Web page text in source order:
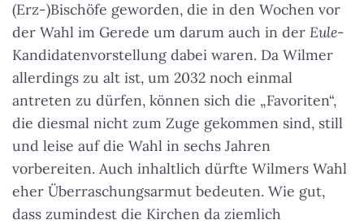
(Erz-)Bischöfe geworden, die in den Wochen vor
der Wahl im Gerede um darum auch in der Eule-
Kandidatenvorstellung dabei waren. Da Wilmer
allerdings zu alt ist, um 2032 noch einmal
antreten zu dürfen, können sich die „Favoriten“,
die diesmal nicht zum Zuge gekommen sind, still
und leise auf die Wahl in sechs Jahren
vorbereiten. Auch inhaltlich dürfte Wilmers Wahl
eher Überraschungsarmut bedeuten. Wie gut,
dass zumindest die Kirchen da ziemlich